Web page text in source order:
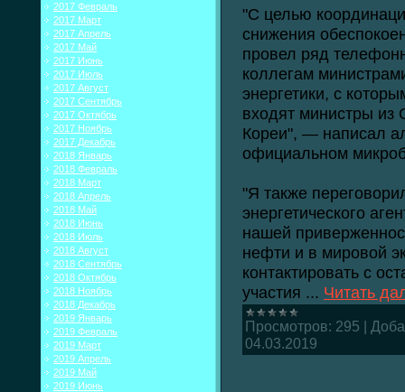
2017 Февраль
2017 Март
2017 Апрель
2017 Май
2017 Июнь
2017 Июль
2017 Август
2017 Сентябрь
2017 Октябрь
2017 Ноябрь
2017 Декабрь
2018 Январь
2018 Февраль
2018 Март
2018 Апрель
2018 Май
2018 Июнь
2018 Июль
2018 Август
2018 Сентябрь
2018 Октябрь
2018 Ноябрь
2018 Декабрь
2019 Январь
2019 Февраль
2019 Март
2019 Апрель
2019 Май
2019 Июнь
"С целью
снижения
провел ряд
коллегам
энергетики, с
входят министры
Кореи", — написал
официальном
"Я также
энергетического
нашей
нефти и в мировой
контактировать с
участия ... Читать
Просмотров: 295
04.03.2019